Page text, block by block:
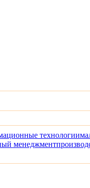
технологии
менеджмент